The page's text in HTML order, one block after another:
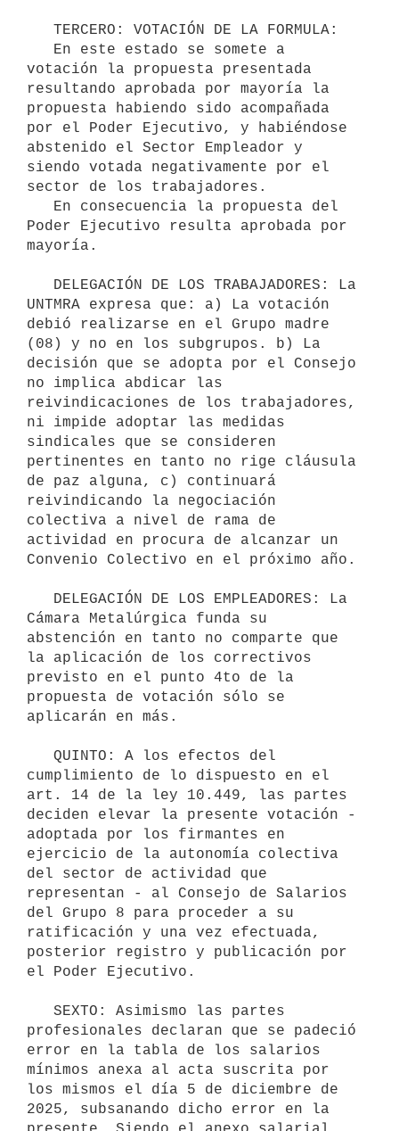
votación la propuesta presentada
resultando aprobada por mayoría la
propuesta habiendo sido acompañada
por el Poder Ejecutivo, y habiéndose
abstenido el Sector Empleador y
siendo votada negativamente por el
sector de los trabajadores.
Poder Ejecutivo resulta aprobada por
mayoría.
UNTMRA expresa que: a) La votación
debió realizarse en el Grupo madre
(08) y no en los subgrupos. b) La
decisión que se adopta por el Consejo
no implica abdicar las
reivindicaciones de los trabajadores,
ni impide adoptar las medidas
sindicales que se consideren
pertinentes en tanto no rige cláusula
de paz alguna, c) continuará
reivindicando la negociación
colectiva a nivel de rama de
actividad en procura de alcanzar un
Convenio Colectivo en el próximo año.
Cámara Metalúrgica funda su
abstención en tanto no comparte que
la aplicación de los correctivos
previsto en el punto 4to de la
propuesta de votación sólo se
aplicarán en más.
cumplimiento de lo dispuesto en el
art. 14 de la ley 10.449, las partes
deciden elevar la presente votación -
adoptada por los firmantes en
ejercicio de la autonomía colectiva
del sector de actividad que
representan - al Consejo de Salarios
del Grupo 8 para proceder a su
ratificación y una vez efectuada,
posterior registro y publicación por
el Poder Ejecutivo.
profesionales declaran que se padeció
error en la tabla de los salarios
mínimos anexa al acta suscrita por
los mismos el día 5 de diciembre de
2025, subsanando dicho error en la